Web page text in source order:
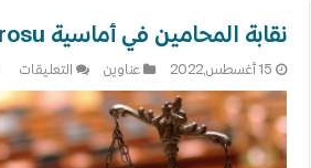
نقابة المحامين في أماسية Amasya Barosu
15 أغسطس,2022 عناوين التعليقات
في